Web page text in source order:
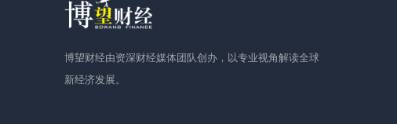
博望财经由资深财经媒体团队创办，以专业视角解读全球
新经济发展。